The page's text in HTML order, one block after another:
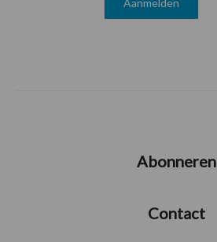
Abonneren
Contact